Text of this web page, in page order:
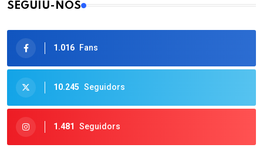
SEGUIU-NOS
1.016 Fans
10.245 Seguidors
1.481 Seguidors